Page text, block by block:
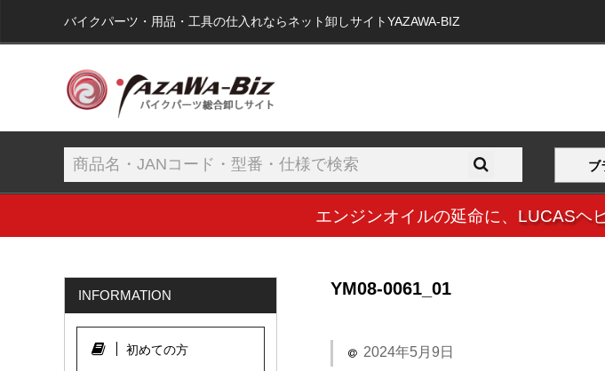
バイクパーツ・用品・工具の仕入れならネット卸しサイトYAZAWA-BIZ
ブ
エンジンオイルの延命に、 LUCASヘ
YM08-0061_01
2024年5月9日
INFORMATION
初めての方